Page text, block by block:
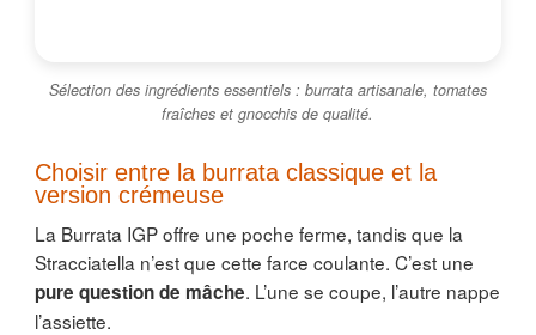
Sélection des ingrédients essentiels : burrata artisanale, tomates
fraîches et gnocchis de qualité.
Choisir entre la burrata classique et la
version crémeuse
La Burrata IGP offre une poche ferme, tandis que la
Stracciatella n’est que cette farce coulante. C’est une
pure question de mâche. L’une se coupe, l’autre nappe
l’assiette.